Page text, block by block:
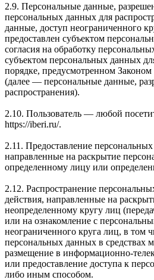
2.9. Персональные данные,
персональных данных для
данные, доступ неограниченного
предоставлен субъектом
согласия на обработку
субъектом персональных данных
порядке, предусмотренном
(далее — персональные данные,
распространения).
2.10. Пользователь — любой
https://iberi.ru/.
2.11. Предоставление
направленные на раскрытие
определенному лицу или
2.12. Распространение
действия, направленные на
неопределенному кругу лиц
или на ознакомление с
неограниченного круга лиц, в том
персональных данных в средствах
размещение в информационно-
или предоставление доступа к
либо иным способом.